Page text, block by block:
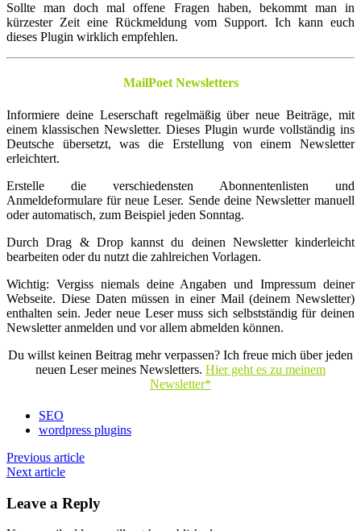
Sollte man doch mal offene Fragen haben, bekommt man in
kürzester Zeit eine Rückmeldung vom Support. Ich kann euch
dieses Plugin wirklich empfehlen.
MailPoet Newsletters
Informiere deine Leserschaft regelmäßig über neue Beiträge, mit
einem klassischen Newsletter. Dieses Plugin wurde vollständig ins
Deutsche übersetzt, was die Erstellung von einem Newsletter
erleichtert.
Erstelle die verschiedensten Abonnentenlisten und
Anmeldeformulare für neue Leser. Sende deine Newsletter manuell
oder automatisch, zum Beispiel jeden Sonntag.
Durch Drag & Drop kannst du deinen Newsletter kinderleicht
bearbeiten oder du nutzt die zahlreichen Vorlagen.
Wichtig: Vergiss niemals deine Angaben und Impressum deiner
Webseite. Diese Daten müssen in einer Mail (deinem Newsletter)
enthalten sein. Jeder neue Leser muss sich selbstständig für deinen
Newsletter anmelden und vor allem abmelden können.
Du willst keinen Beitrag mehr verpassen? Ich freue mich über jeden
neuen Leser meines Newsletters. Hier geht es zu meinem
Newsletter*
SEO
wordpress plugins
Previous article
Next article
Leave a Reply